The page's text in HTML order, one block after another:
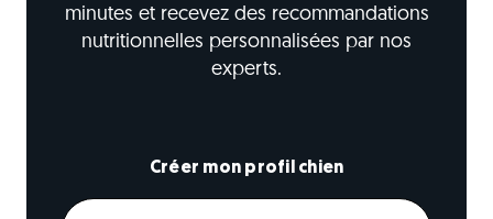
minutes et recevez des recommandations
nutritionnelles personnalisées par nos
experts.
Créer mon profil chien